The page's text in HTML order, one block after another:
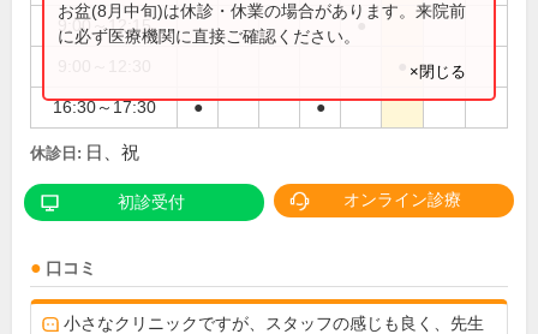
9:00～12:15 ●
16:30～17:30 ● ●
お盆(8月中旬)は休診・休業の場合があります。来院前
に必ず医療機関に直接ご確認ください。
×閉じる
休診日: 日、祝
初診受付 オンライン診療
口コミ
小さなクリニックですが、スタッフの感じも良く、先生